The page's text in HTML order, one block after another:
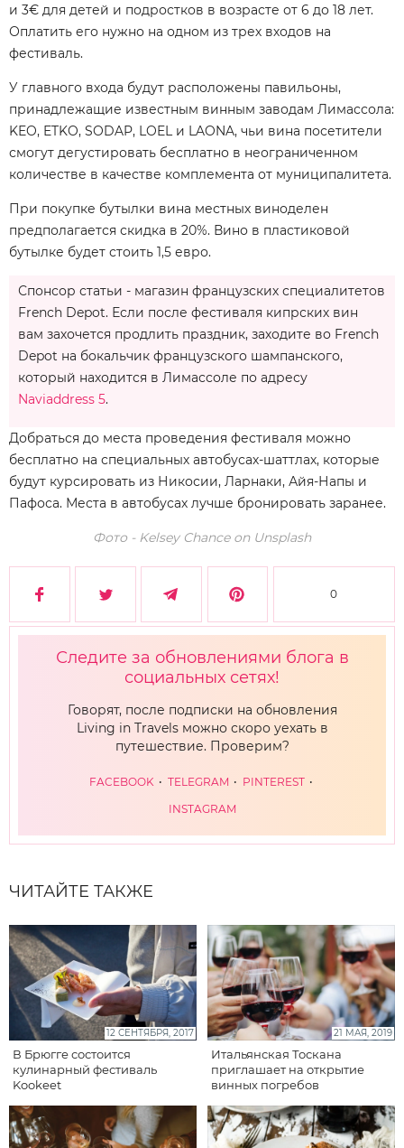
и 3€ для детей и подростков в возрасте от 6 до 18 лет.
Оплатить его нужно на одном из трех входов на
фестиваль.
У главного входа будут расположены павильоны,
принадлежащие известным винным заводам Лимассола:
KEO, ETKO, SODAP, LOEL и LAONA, чьи вина посетители
смогут дегустировать бесплатно в неограниченном
количестве в качестве комплемента от муниципалитета.
При покупке бутылки вина местных виноделен
предполагается скидка в 20%. Вино в пластиковой
бутылке будет стоить 1,5 евро.
Спонсор статьи - магазин французских специалитетов
French Depot. Если после фестиваля кипрских вин
вам захочется продлить праздник, заходите во French
Depot на бокальчик французского шампанского,
который находится в Лимассоле по адресу
Naviaddress 5.
Добраться до места проведения фестиваля можно
бесплатно на специальных автобусах-шаттлах, которые
будут курсировать из Никосии, Ларнаки, Айя-Напы и
Пафоса. Места в автобусах лучше бронировать заранее.
Фото - Kelsey Chance on Unsplash
0
Следите за обновлениями блога в
социальных сетях!
Говорят, после подписки на обновления
Living in Travels можно скоро уехать в
путешествие. Проверим?
FACEBOOK TELEGRAM
PINTEREST
INSTAGRAM
ЧИТАЙТЕ ТАКЖЕ
12 СЕНТЯБРЯ, 2017
В Брюгге состоится
кулинарный фестиваль
Kookeet
21 МАЯ, 2019
Итальянская Тоскана
приглашает на открытие
винных погребов